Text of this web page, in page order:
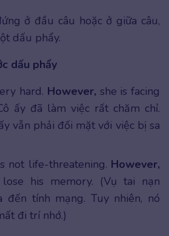
ở đầu câu hoặc ở giữa câu,
dấu phẩy.
dấu phẩy
hard. However, she is facing
ấy đã làm việc rất chăm chỉ.
vẫn phải đối mặt với việc bị sa
not life-threatening. However,
his memory. (Vụ tai nạn
đến tính mạng. Tuy nhiên, nó
đi trí nhớ.)